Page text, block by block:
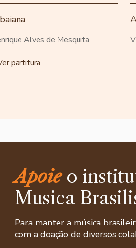
Alves de Mesquita
partitura
Apoieo
Musica
Para manter a música
com a doação de diversos